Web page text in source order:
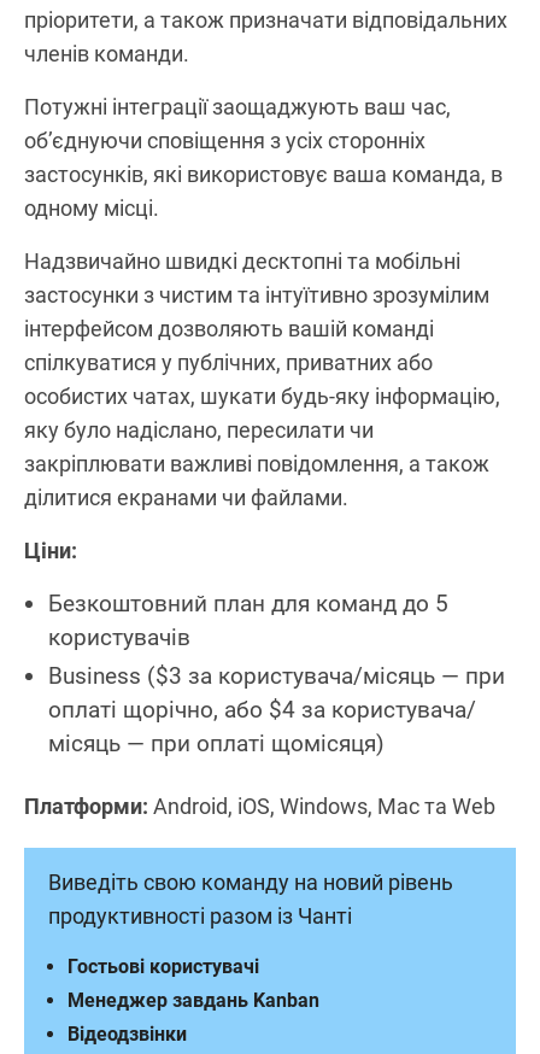
пріоритети, а також призначати відповідальних
членів команди.
Потужні інтеграції заощаджують ваш час,
об’єднуючи сповіщення з усіх сторонніх
застосунків, які використовує ваша команда, в
одному місці.
Надзвичайно швидкі десктопні та мобільні
застосунки з чистим та інтуїтивно зрозумілим
інтерфейсом дозволяють вашій команді
спілкуватися у публічних, приватних або
особистих чатах, шукати будь-яку інформацію,
яку було надіслано, пересилати чи
закріплювати важливі повідомлення, а також
ділитися екранами чи файлами.
Ціни:
Безкоштовний план для команд до 5
користувачів
Business ($3 за користувача/місяць — при
оплаті щорічно, або $4 за користувача/
місяць — при оплаті щомісяця)
Платформи: Android, iOS, Windows, Mac та Web
Виведіть свою команду на новий рівень
продуктивності разом із Чанті
Відеодзвінки
Менеджер завдань Kanban
Гостьові користувачі